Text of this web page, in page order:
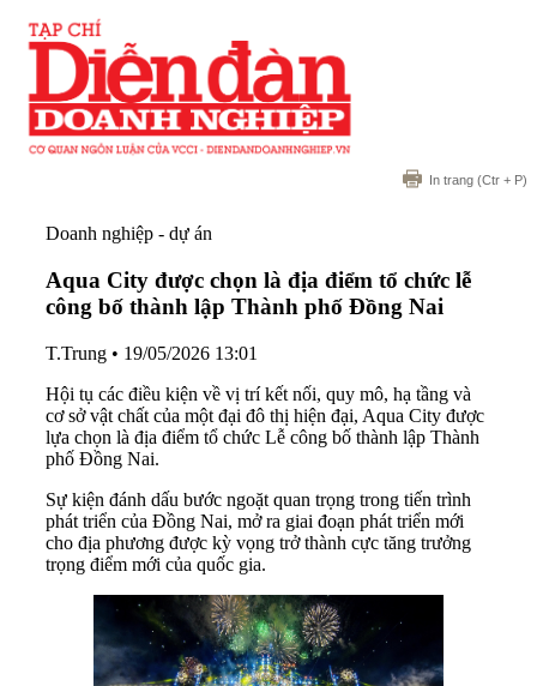
In trang (Ctr + P)
Doanh nghiệp - dự án
Aqua City được chọn là địa điểm tổ chức lễ
công bố thành lập Thành phố Đồng Nai
T.Trung • 19/05/2026 13:01
Hội tụ các điều kiện về vị trí kết nối, quy mô, hạ tầng và
cơ sở vật chất của một đại đô thị hiện đại, Aqua City được
lựa chọn là địa điểm tổ chức Lễ công bố thành lập Thành
phố Đồng Nai.
Sự kiện đánh dấu bước ngoặt quan trọng trong tiến trình
phát triển của Đồng Nai, mở ra giai đoạn phát triển mới
cho địa phương được kỳ vọng trở thành cực tăng trưởng
trọng điểm mới của quốc gia.